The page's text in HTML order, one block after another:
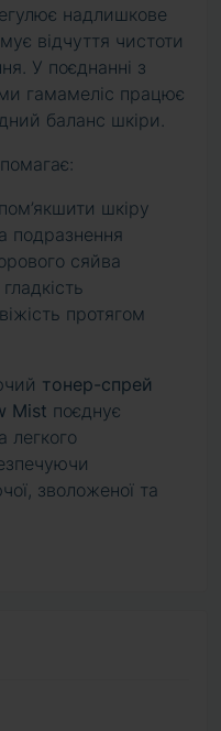
надлишкове
відчуття чистоти
У поєднанні з
гамамеліс працює
баланс шкіри.
шкіру
подразнення
сяйва
протягом
тонер-спрей
Mist поєднує
легкого
зволоженої та